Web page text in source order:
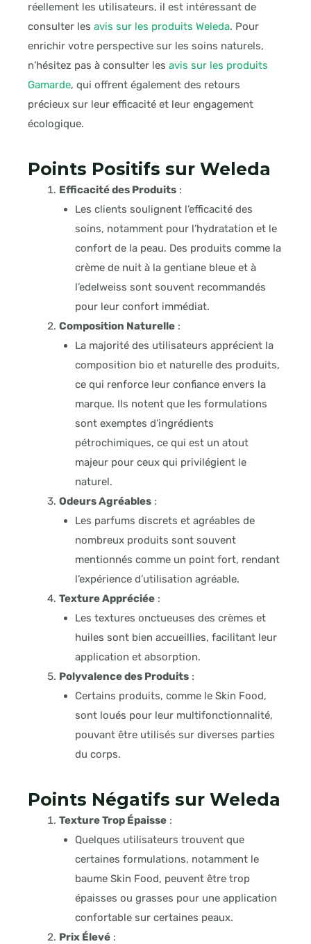
réellement les utilisateurs, il est intéressant de
consulter les avis sur les produits Weleda. Pour
enrichir votre perspective sur les soins naturels,
n’hésitez pas à consulter les avis sur les produits
Gamarde, qui offrent également des retours
précieux sur leur efficacité et leur engagement
écologique.
Points Positifs sur Weleda
Efficacité des Produits :
Les clients soulignent l’efficacité des
soins, notamment pour l’hydratation et le
confort de la peau. Des produits comme la
crème de nuit à la gentiane bleue et à
l’edelweiss sont souvent recommandés
pour leur confort immédiat.
Composition Naturelle :
La majorité des utilisateurs apprécient la
composition bio et naturelle des produits,
ce qui renforce leur confiance envers la
marque. Ils notent que les formulations
sont exemptes d’ingrédients
pétrochimiques, ce qui est un atout
majeur pour ceux qui privilégient le
naturel.
Odeurs Agréables :
Les parfums discrets et agréables de
nombreux produits sont souvent
mentionnés comme un point fort, rendant
l’expérience d’utilisation agréable.
Texture Appréciée :
Les textures onctueuses des crèmes et
huiles sont bien accueillies, facilitant leur
application et absorption.
Polyvalence des Produits :
Certains produits, comme le Skin Food,
sont loués pour leur multifonctionnalité,
pouvant être utilisés sur diverses parties
du corps.
Points Négatifs sur Weleda
Texture Trop Épaisse :
Quelques utilisateurs trouvent que
certaines formulations, notamment le
baume Skin Food, peuvent être trop
épaisses ou grasses pour une application
confortable sur certaines peaux.
Prix Élevé :